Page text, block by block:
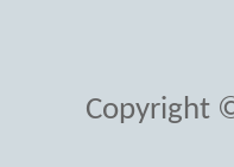
Copyright